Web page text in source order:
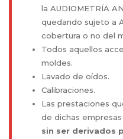
la AUDIOMETRÍA
quedando sujeto a
cobertura o no del
Todos aquellos
moldes.
Lavado de oídos.
Calibraciones.
Las prestaciones
de dichas empresas
sin ser derivados